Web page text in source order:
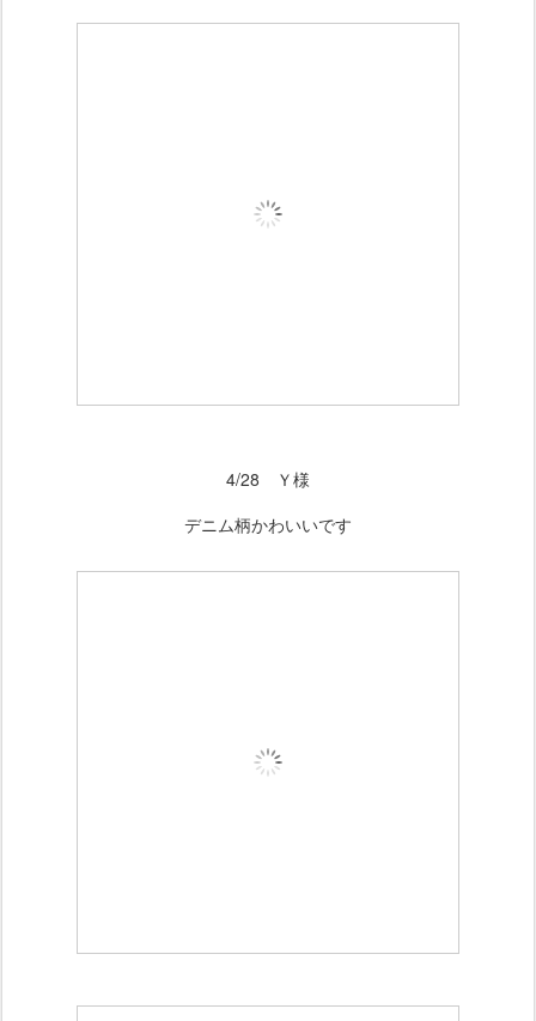
4/28 Ｙ様
デニム柄かわいいです